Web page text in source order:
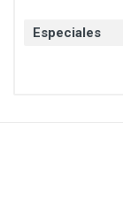
CAT
Especiales